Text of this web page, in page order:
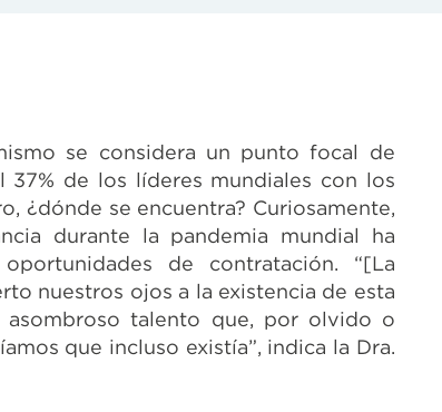
se considera un punto focal de
37% de los líderes mundiales con los
¿dónde se encuentra? Curiosamente,
durante la pandemia mundial ha
de contratación. “[La
nuestros ojos a la existencia de esta
asombroso talento que, por olvido o
que incluso existía”, indica la Dra.